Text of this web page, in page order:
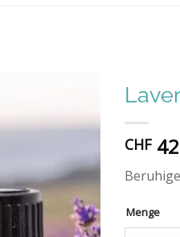
Auf die
CHF
Menge